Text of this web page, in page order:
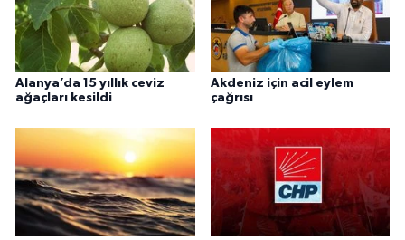
Alanya’da 15 yıllık ceviz
ağaçları kesildi
Akdeniz için acil eylem
çağrısı